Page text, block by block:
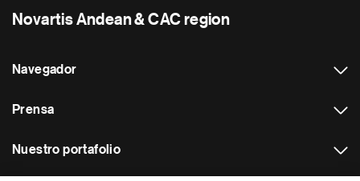
Novartis Andean & CAC region
Navegador
Prensa
Nuestro portafolio